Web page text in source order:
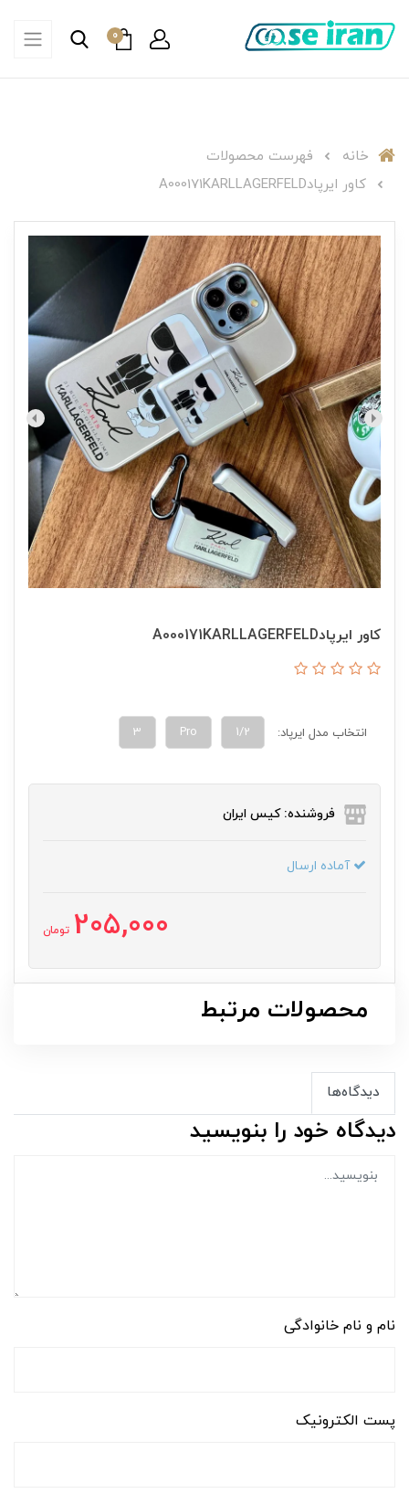
0
خانه
فهرست محصولات
کاور ایرپادA000171KARLLAGERFELD
کاور ایرپادA000171KARLLAGERFELD
انتخاب مدل ایرپاد: 1/2
Pro
3
فروشنده: کیس ایران
آماده ارسال
205,000 تومان
محصولات مرتبط
دیدگاه‌ها
دیدگاه خود را بنویسید
نام و نام خانوادگی
پست الکترونیک